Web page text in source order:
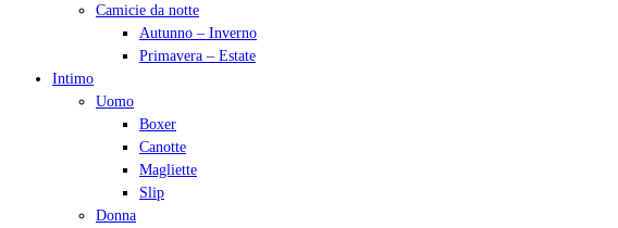
Camicie da notte
Autunno – Inverno
Primavera – Estate
Intimo
Uomo
Boxer
Canotte
Magliette
Slip
Donna